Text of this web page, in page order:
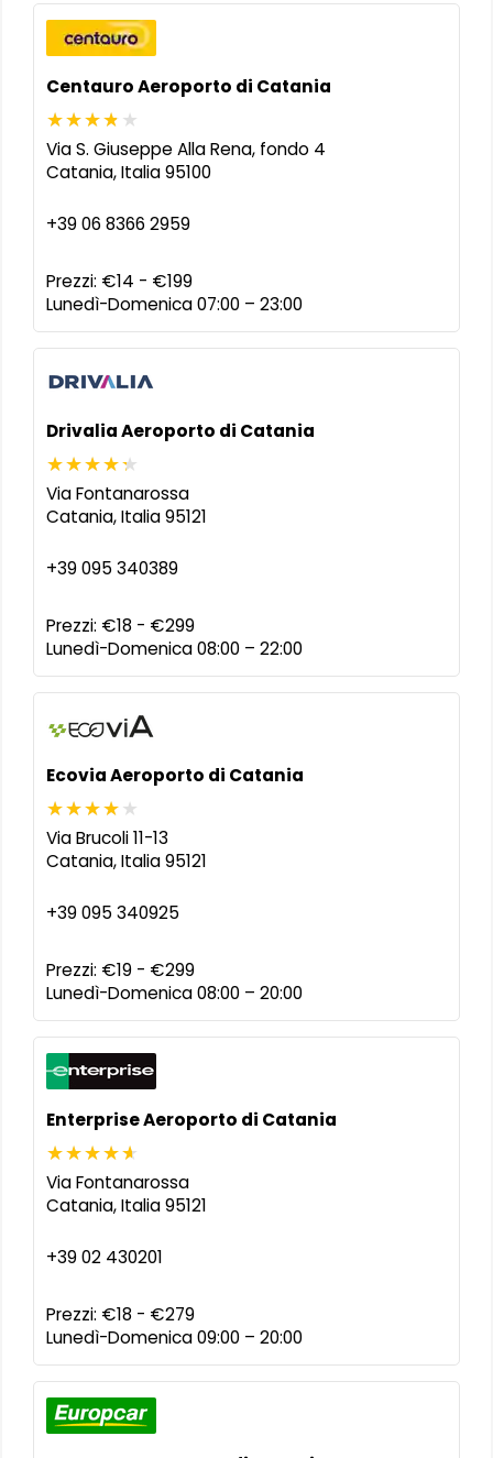
Centauro Aeroporto di Catania
Via S. Giuseppe Alla Rena, fondo 4
Catania,Italia 95100
+39 06 8366 2959
Prezzi: €14 - €199
Lunedì-Domenica 07:00 – 23:00
Drivalia Aeroporto di Catania
Via Fontanarossa
Catania,Italia 95121
+39 095 340389
Prezzi: €18 - €299
Lunedì-Domenica 08:00 – 22:00
Ecovia Aeroporto di Catania
Via Brucoli 11-13
Catania,Italia 95121
+39 095 340925
Prezzi: €19 - €299
Lunedì-Domenica 08:00 – 20:00
Enterprise Aeroporto di Catania
Via Fontanarossa
Catania,Italia 95121
+39 02 430201
Prezzi: €18 - €279
Lunedì-Domenica 09:00 – 20:00